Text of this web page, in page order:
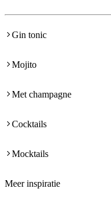
Gin tonic
Mojito
Met champagne
Cocktails
Mocktails
Meer inspiratie